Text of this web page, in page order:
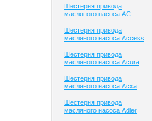
Шестерня привода
масляного насоса AC
Шестерня привода
масляного насоса Access
Шестерня привода
масляного насоса Acura
Шестерня привода
масляного насоса Acxa
Шестерня привода
масляного насоса Adler